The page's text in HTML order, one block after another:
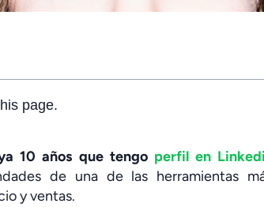
page.
10 años que tengo perfil en
de una de las herramientas
y ventas.